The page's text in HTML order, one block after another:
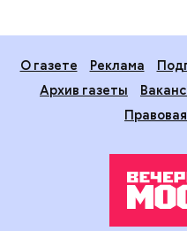
О газете Реклама
Архив газеты